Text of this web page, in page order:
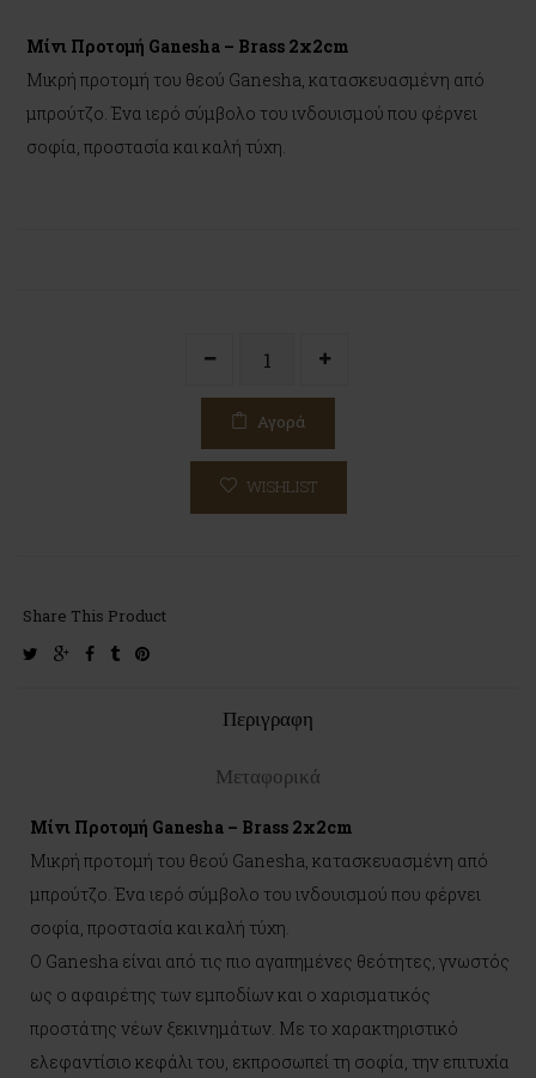
Μίνι Προτομή Ganesha – Brass 2x2cm
Μικρή προτομή του θεού Ganesha, κατασκευασμένη από
μπρούτζο. Ένα ιερό σύμβολο του ινδουισμού που φέρνει
σοφία, προστασία και καλή τύχη.
Αγορά
WISHLIST
Share This Product
twittergoogle-facebook
tumblrpinterest
Περιγραφη
Μεταφορικά
Μίνι Προτομή Ganesha – Brass 2x2cm
Μικρή προτομή του θεού Ganesha, κατασκευασμένη από
μπρούτζο. Ένα ιερό σύμβολο του ινδουισμού που φέρνει
σοφία, προστασία και καλή τύχη.
Ο Ganesha είναι από τις πιο αγαπημένες θεότητες, γνωστός
ως ο αφαιρέτης των εμποδίων και ο χαρισματικός
προστάτης νέων ξεκινημάτων. Με το χαρακτηριστικό
ελεφαντίσιο κεφάλι του, εκπροσωπεί τη σοφία, την επιτυχία